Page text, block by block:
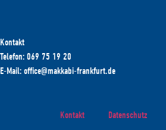
Kontakt
Telefon: 069 75 19 20
E-Mail: office@makkabi-frankfurt.de
Kontakt Datenschutz